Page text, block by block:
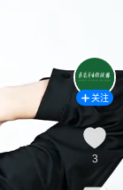
关注
3